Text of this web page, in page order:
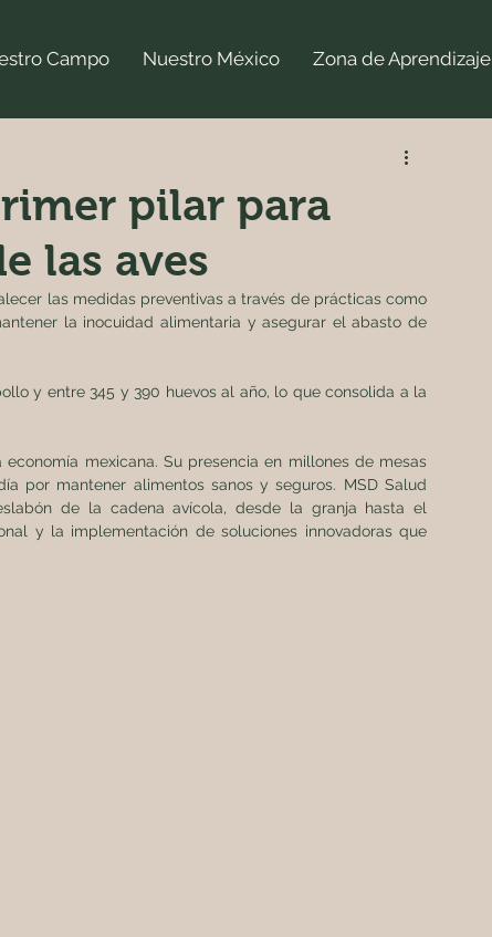
Campo Nuestro México Zona de Aprendizaje
pilar para
las aves
las medidas preventivas a través de prácticas como
la inocuidad alimentaria y asegurar el abasto de
y entre 345 y 390 huevos al año, lo que consolida a la
mexicana. Su presencia en millones de mesas
por mantener alimentos sanos y seguros. MSD Salud
de la cadena avícola, desde la granja hasta el
y la implementación de soluciones innovadoras que